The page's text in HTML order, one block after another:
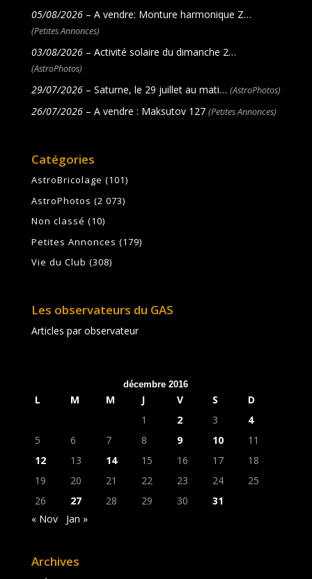
05/08/2026– A vendre: Monture harmonique Z…
(Petites Annonces)
03/08/2026– Activité solaire du dimanche 2…
(AstroPhotos)
29/07/2026– Saturne, le 29 juillet au mati… (AstroPhotos)
26/07/2026– A vendre : Maksutov 127 (Petites Annonces)
Catégories
AstroBricolage (101)
AstroPhotos (2 073)
Non classé (10)
Petites Annonces (179)
Vie du Club (308)
Les observateurs du GAS
Articles par observateur
décembre 2016
L M M J V S
D
1
2 3
4
5
6 7 8 9 10
11
12
13 14 15 16 17
18
19
20 21 22 23 24
25
26
27 28 29 30
31
« Nov
Jan »
Archives